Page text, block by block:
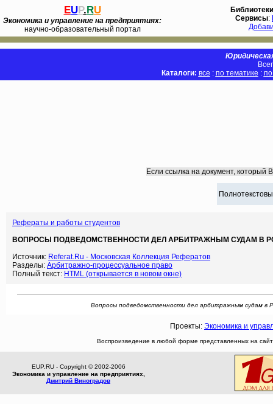
EUP.RU
Экономика и управление на предприятиях:
научно-образовательный портал
Библиотеки
Сервисы:
Каталоги: все : по тематике :
Если ссылка на документ, который
Рефераты и работы студентов
ВОПРОСЫ ПОДВЕДОМСТВЕННОСТИ ДЕЛ АРБИТРАЖНЫМ СУДАМ В
Источник: Referat.Ru - Московская Коллекция Рефератов
Разделы: Арбитражно-процессуальное право
Полный текст: HTML (открывается в новом окне)
Вопросы подведомственности дел арбитражным судам в
Проекты: Экономика и
Воспроизведение в любой форме представленных на
EUP.RU - Copyright © 2002-2006
Экономика и управление на предприятиях,
Дмитрий Виноградов